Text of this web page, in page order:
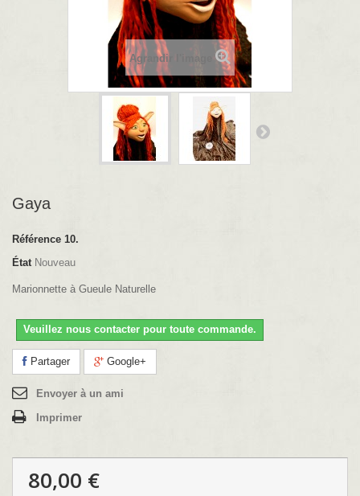
Agrandir l'image
Gaya
Référence 10.
État Nouveau
Marionnette à Gueule Naturelle
Veuillez nous contacter pour toute commande.
Partager Google+
Envoyer à un ami
Imprimer
80,00 €